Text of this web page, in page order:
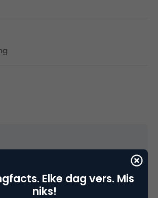
maar inderdaad: waarom
Elke dag vers. Mis
niks!